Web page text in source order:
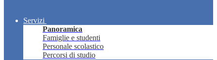
Servizi
Panoramica
Famiglie e studenti
Personale scolastico
Percorsi di studio